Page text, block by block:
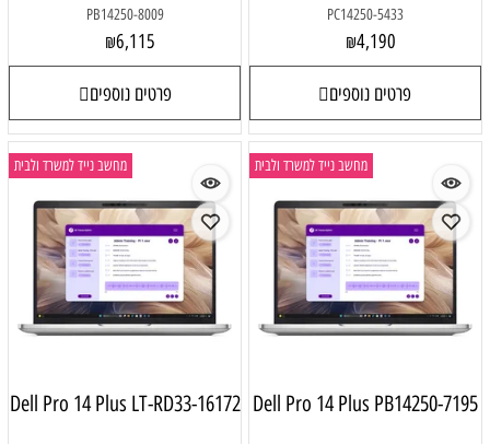
PC14250-5433
₪4,190
פרטים נוספים
PB14250-8009
₪6,115
פרטים נוספים
מחשב נייד למשרד ולבית
Dell Pro 14 Plus PB14250-7195
מחשב נייד למשרד ולבית
Dell Pro 14 Plus LT-RD33-16172